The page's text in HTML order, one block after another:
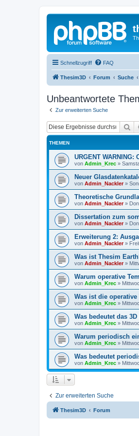
Schnellzugriff FAQ
Thesim3D Forum Suche
Unbeantwortete
Zur erweiterten Suche
THEMEN
URGENT
von Admin_Krec »
Neuer
von Admin_Nackler»
Theoretische
von Admin_Nackler»
Dissertation zum
von Admin_Nackler»
Erweiterung 2:
von Admin_Nackler»
Was ist Thesim
von Admin_Nackler»
Warum operative
von Admin_Krec »
Was ist die operative
von Admin_Krec »
Was bedeutet das
von Admin_Krec »
Warum periodisch
von Admin_Krec »
Was bedeutet
von Admin_Krec »
Zur erweiterten Suche
Thesim3D Forum